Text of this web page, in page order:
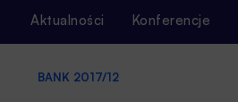
Aktualności Konferencje
BANK 2017/12